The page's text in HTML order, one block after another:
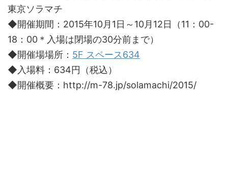
東京ソラマチ
◆開催期間：2015年10月1日～10月12日（11：00-
18：00＊入場は閉場の30分前まで）
◆開催場場所： 5F スペース634
◆入場料：634円（税込）
◆開催概要：http://m-78.jp/solamachi/2015/